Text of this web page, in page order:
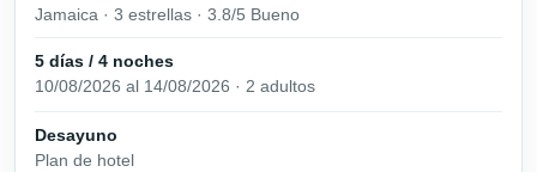
Jamaica · 3 estrellas · 3.8/5 Bueno
5 días / 4 noches
10/08/2026 al 14/08/2026 · 2 adultos
Desayuno
Plan de hotel